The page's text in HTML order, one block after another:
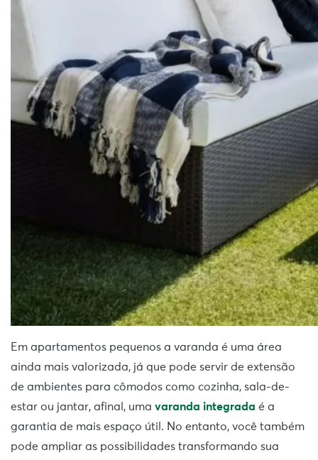
Em apartamentos pequenos a varanda é uma área
ainda mais valorizada, já que pode servir de extensão
de ambientes para cômodos como cozinha, sala-de-
estar ou jantar, afinal, uma varanda integrada é a
garantia de mais espaço útil. No entanto, você também
pode ampliar as possibilidades transformando sua